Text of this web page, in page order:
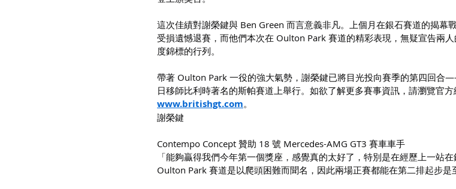
這次佳績對謝榮鍵與 Ben Green 而言意義非凡。上個月在銀石賽道的揭幕
受損遺憾退賽，而他們本次在 Oulton Park 賽道的精彩表現，無疑宣告兩
度錦標的行列。
帶著 Oulton Park 一役的強大氣勢，謝榮鍵已將目光投向賽季的第四回合
日移師比利時著名的斯帕賽道上舉行。如欲了解更多賽事資訊，請瀏覽官方
www.britishgt.com。
謝榮鍵
Contempo Concept 贊助 18 號 Mercedes-AMG GT3 賽車車手
「能夠贏得我們今年第一個獎座，感覺真的太好了，特別是在經歷上一站在
Oulton Park 賽道是以爬頭困難而聞名，因此兩場正賽都能在第二排起步是